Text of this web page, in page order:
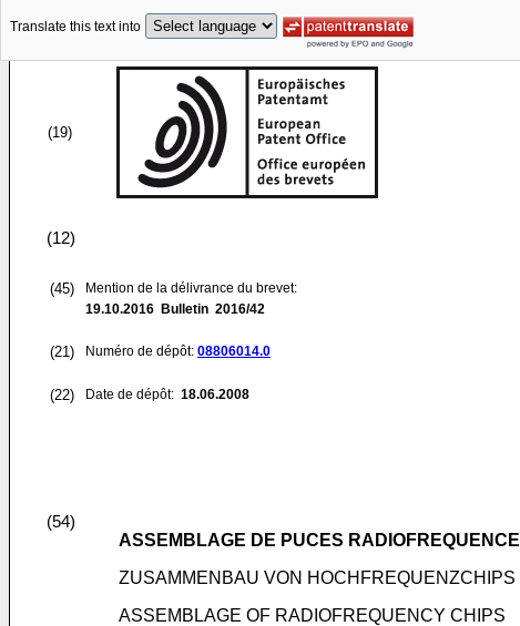
Translate this text into
(19)
(12)
(45)
Mention de la délivrance du brevet:
19.10.2016 Bulletin 2016/42
(21) Numéro de dépôt: 08806014.0
(22) Date de dépôt: 18.06.2008
(54)
ASSEMBLAGE DE PUCES RADIOFREQUENCE
ZUSAMMENBAU VON HOCHFREQUENZCHIPS
ASSEMBLAGE OF RADIOFREQUENCY CHIPS